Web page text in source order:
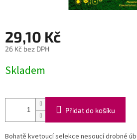
29,10 Kč
26 Kč bez DPH
cena:
Skladem
Přidat do košíku
Bohatě kvetoucí selekce nesoucí drobné